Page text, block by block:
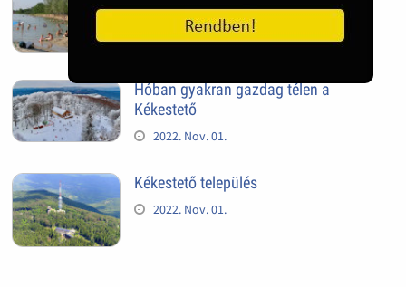
2022. Nov. 01.
Hóban gyakran gazdag télen a
Kékestető
2022. Nov. 01.
Kékestető település
2022. Nov. 01.